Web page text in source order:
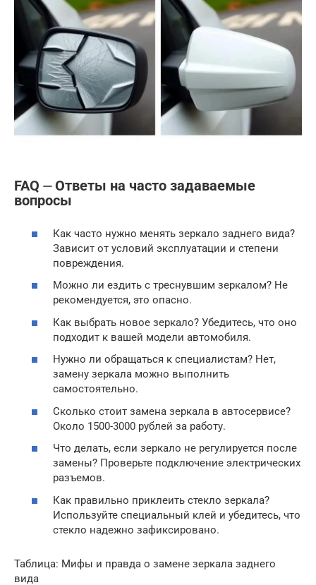
FAQ ⏤ Ответы на часто задаваемые
вопросы
Как часто нужно менять зеркало заднего вида?
Зависит от условий эксплуатации и степени
повреждения.
Можно ли ездить с треснувшим зеркалом? Не
рекомендуется, это опасно.
Как выбрать новое зеркало? Убедитесь, что оно
подходит к вашей модели автомобиля.
Нужно ли обращаться к специалистам? Нет,
замену зеркала можно выполнить
самостоятельно.
Сколько стоит замена зеркала в автосервисе?
Около 1500-3000 рублей за работу.
Что делать, если зеркало не регулируется после
замены? Проверьте подключение электрических
разъемов.
Как правильно приклеить стекло зеркала?
Используйте специальный клей и убедитесь, что
стекло надежно зафиксировано.
Таблица: Мифы и правда о замене зеркала заднего
вида